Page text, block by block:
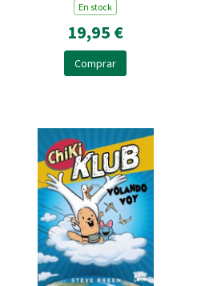
En stock
19,95 €
Comprar